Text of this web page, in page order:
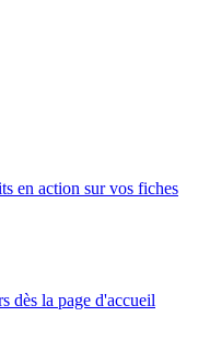
en action sur vos fiches
dès la page d'accueil